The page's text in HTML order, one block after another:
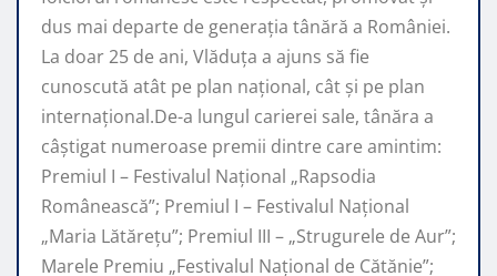
dus mai departe de generaţia tânără a României.
La doar 25 de ani, Vlăduța a ajuns să fie
cunoscută atât pe plan naţional, cât şi pe plan
internaţional.De-a lungul carierei sale, tânăra a
câştigat numeroase premii dintre care amintim:
Premiul I – Festivalul Național „Rapsodia
Românească”; Premiul I – Festivalul Național
„Maria Lătărețu”; Premiul III – „Strugurele de Aur”;
Marele Premiu „Festivalul Național de Cătănie”;